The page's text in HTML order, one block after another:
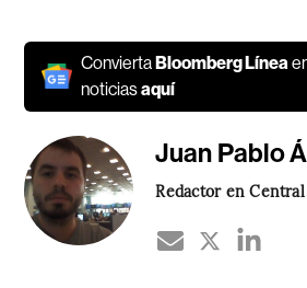
ConviertaBloomberg Línea
noticiasaquí
Juan Pablo
Redactor en Central